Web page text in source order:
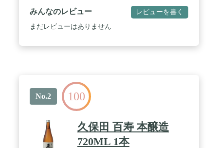
みんなのレビュー レビューを書く
まだレビューはありません
No.2 100
久保田 百寿 本醸造
720ML 1本